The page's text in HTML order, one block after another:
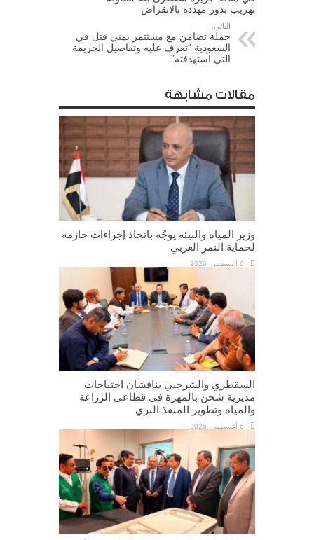
تهريب بذور مهددة بالانقراض
التالي:
حملة تضامن مع مستثمر يمني قتل في
السعودية “تعرف عليه وتفاصيل الجريمة
التي استهدفته”
مقالات مشابهة
وزير المياه والبيئة يوجّه باتخاذ إجراءات حازمة
لحماية النمر العربي
6 أغسطس، 2026
السقطري والشرجبي يناقشان احتياجات
مديرية شحن بالمهرة في قطاعي الزراعة
والمياه وتطوير المنفذ البري
6 أغسطس، 2026